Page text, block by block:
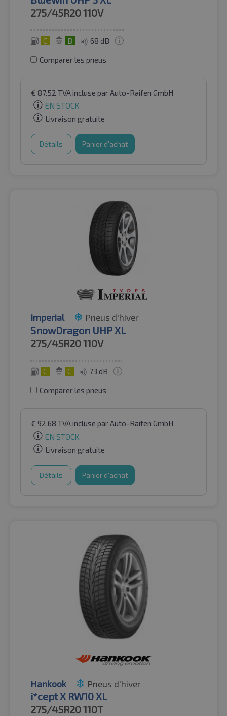
275/45R20110V
C B 68 dB
Comparer les pneus
€ 87.52 TVA incluse par Auto-Raifen GmbH
EN STOCK
Livraison gratuite
Détails Panier d'achat
Imperial Pneus d'hiver
SnowDragon UHP XL
275/45R20110V
C C 73 dB
Comparer les pneus
€ 92.68 TVA incluse par Auto-Raifen GmbH
EN STOCK
Livraison gratuite
Détails Panier d'achat
Hankook Pneus d'hiver
i*cept X RW10 XL
275/45R20110T